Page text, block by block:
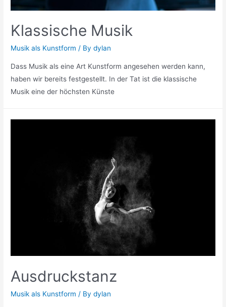
Klassische Musik
Musik als Kunstform / Bydylan
Dass Musik als eine Art Kunstform angesehen werden kann,
haben wir bereits festgestellt. In der Tat ist die klassische
Musik eine der höchsten Künste
Ausdruckstanz
Musik als Kunstform / Bydylan